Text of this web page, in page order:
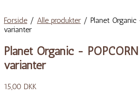
Forside / Alle produkter/ Planet Organic
varianter
Planet Organic -
varianter
15,00 DKK